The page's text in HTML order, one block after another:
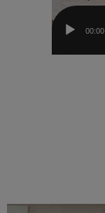
00:00